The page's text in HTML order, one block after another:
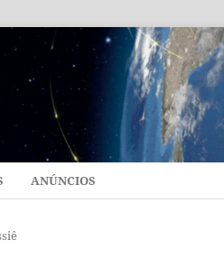
ANÚNCIOS